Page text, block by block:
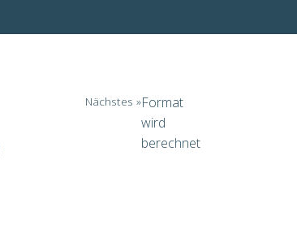
Nächstes »Format
wird
berechnet